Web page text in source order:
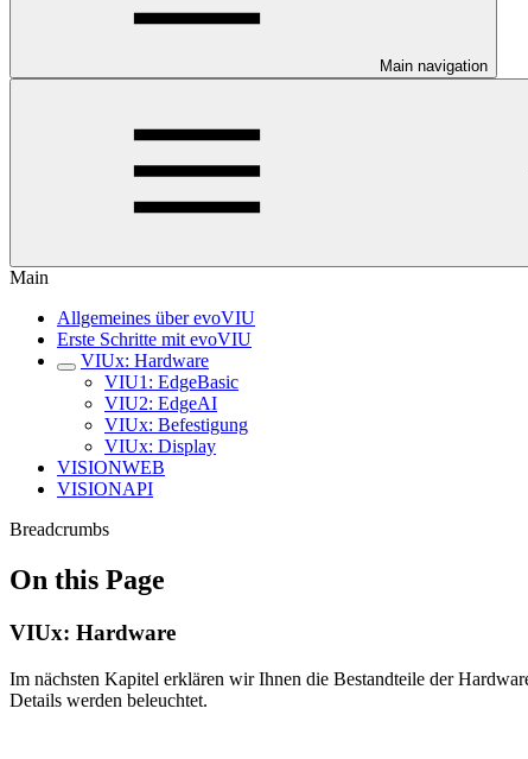
Main navigation
Main
Allgemeines über evoVIU
Erste Schritte mit evoVIU
VIUx: Hardware
VIU1: EdgeBasic
VIU2: EdgeAI
VIUx: Befestigung
VIUx: Display
VISIONWEB
VISIONAPI
Breadcrumbs
On this Page
VIUx: Hardware
Im nächsten Kapitel erklären wir Ihnen die Bestandteile der
Details werden beleuchtet.